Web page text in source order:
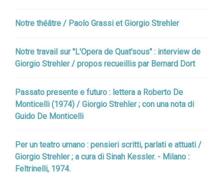
Notre théâtre / Paolo Grassi et Giorgio Strehler
Notre travail sur "L'Opera de Quat'sous" : interview de
Giorgio Strehler / propos recueillis par Bernard Dort
Passato presente e futuro : lettera a Roberto De
Monticelli (1974) / Giorgio Strehler ; con una nota di
Guido De Monticelli
Per un teatro umano : pensieri scritti, parlati e attuati /
Giorgio Strehler ; a cura di Sinah Kessler. - Milano :
Feltrinelli, 1974.